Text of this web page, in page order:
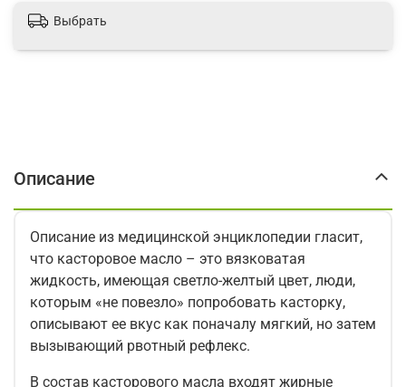
Выбрать
Описание
Описание из медицинской энциклопедии гласит,
что касторовое масло – это вязковатая
жидкость, имеющая светло-желтый цвет, люди,
которым «не повезло» попробовать касторку,
описывают ее вкус как поначалу мягкий, но затем
вызывающий рвотный рефлекс.
В состав касторового масла входят жирные